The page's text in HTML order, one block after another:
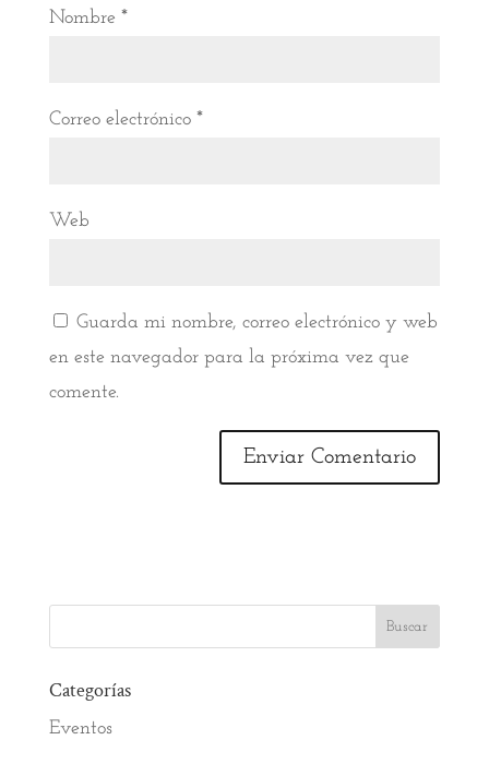
Nombre *
Correo electrónico *
Web
Guarda mi nombre, correo electrónico y web
en este navegador para la próxima vez que
comente.
Categorías
Eventos